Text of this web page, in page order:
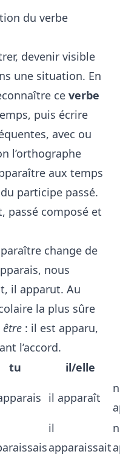
du verbe
devenir visible
une situation. En
ce verbe
puis écrire
avec ou
l’orthographe
aux temps
participe passé.
passé composé et
change de
nous
il apparut. Au
la plus sûre
être : il est apparu,
l’accord.
tu
il/elle
il apparaît
il
apparaissait